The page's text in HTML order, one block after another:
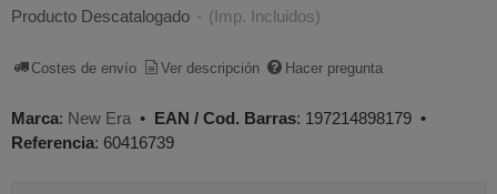
Producto Descatalogado - (Imp. Incluidos)
Costes de envío Ver descripción Hacer pregunta
Marca: New Era • EAN / Cod. Barras: 197214898179 •
Referencia: 60416739